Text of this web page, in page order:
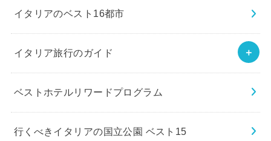
イタリアのベスト16都市
イタリア旅行のガイド
ベストホテルリワードプログラム
行くべきイタリアの国立公園 ベスト15